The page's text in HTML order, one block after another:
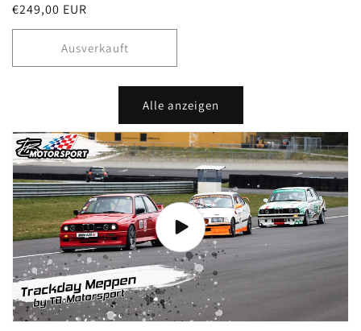
Normaler
Preis
€249,00 EUR
Ausverkauft
Alle anzeigen